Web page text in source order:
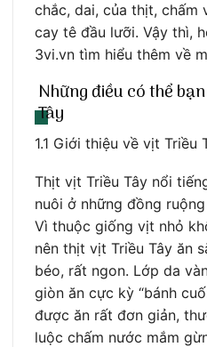
chắc, dai, của thịt, chấm
cay tê đầu lưỡi. Vậy thì,
3vi.vn tìm hiểu thêm về
Những điều có thể
Tây
1.1 Giới thiệu về vịt Triều
Thịt vịt Triều Tây nổi
nuôi ở những đồng
Vì thuộc giống vịt nhỏ
nên thịt vịt Triều Tây ăn
béo, rất ngon. Lớp da
giòn ăn cực kỳ “bánh
được ăn rất đơn giản,
luộc chấm nước mắm